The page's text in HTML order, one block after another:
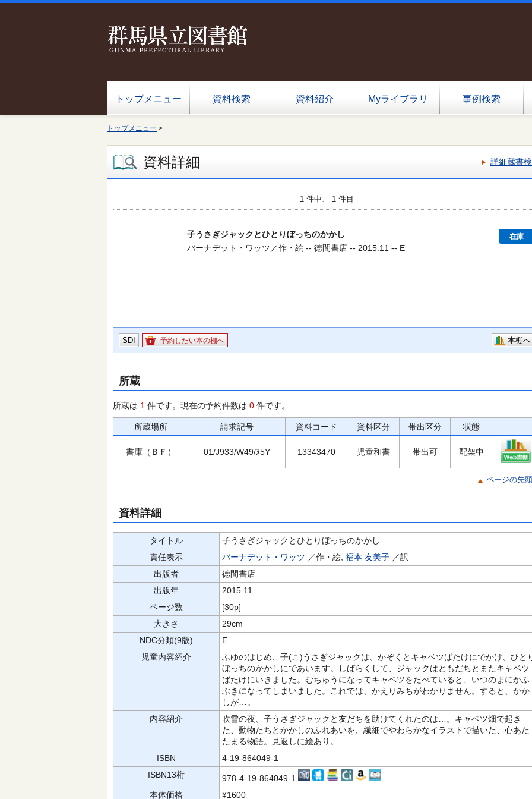
トップメニュー 資料検索 資料紹介 Myライブラリ 事例検索
トップメニュー >
資料詳細 詳細蔵書
1 件中、 1 件目
子うさぎジャックとひとりぼっちのかかし 在庫
バーナデット・ワッツ／作・絵 -- 徳間書店 -- 2015.11 -- E
SDI 予約したい本の棚へ 本棚へ
所蔵
所蔵は 1 件です。現在の予約件数は 0 件です。
所蔵場所 請求記号 資料コード 資料区分 帯出区分 状態
書庫（ＢＦ） 01/J933/W49/ﾇ5Y 13343470 児童和書 帯出可 配架中
ページの先
資料詳細
タイトル
子うさぎジャックとひとりぼっちのかかし
責任表示
バーナデット・ワッツ ／作・絵, 福本 友美子 ／訳
出版者
徳間書店
出版年
2015.11
ページ数
[30p]
大きさ
29cm
NDC分類(9版)
E
児童内容紹介
ふゆのはじめ、子(こ)うさぎジャックは、かぞくとキャベツばたけにでかけ、ひと
ぼっちのかかしにであいます。しばらくして、ジャックはともだちとまたキャベツ
ばたけにいきました。むちゅうになってキャベツをたべていると、いつのまにかふ
ぶきになってしまいました。これでは、かえりみちがわかりません。すると、かか
しが…。
内容紹介
吹雪の夜、子うさぎジャックと友だちを助けてくれたのは…。キャベツ畑で起き
た、動物たちとかかしのふれあいを、繊細でやわらかなイラストで描いた、心あた
たまる物語。見返しに絵あり。
ISBN
4-19-864049-1
ISBN13桁
978-4-19-864049-1
本体価格
¥1600